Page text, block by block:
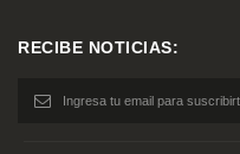
RECIBE NOTICIAS: